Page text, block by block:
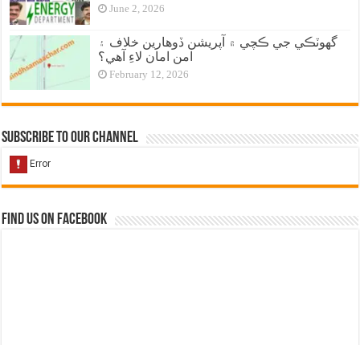
June 2, 2026
گهوٽڪي جي ڪچي ۾ آپريشن ڏوهارين خلاف ۽
امن امان لاءِ آهي؟
February 12, 2026
Subscribe to our Channel
Find us on Facebook